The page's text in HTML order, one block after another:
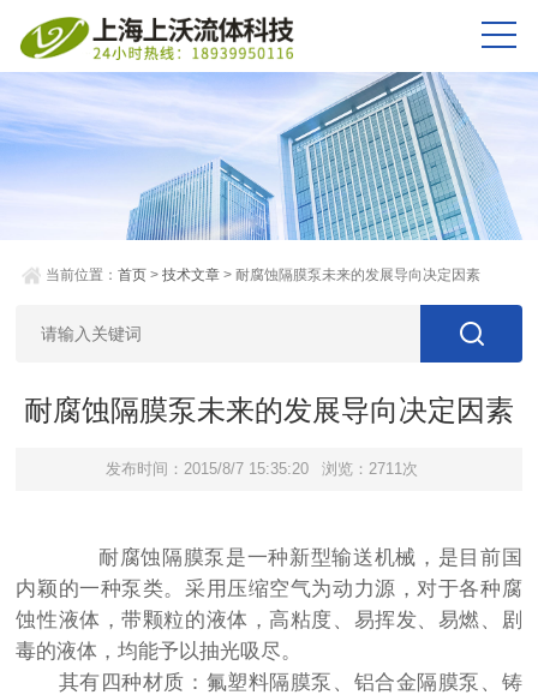
当前位置：首页 >技术文章 > 耐腐蚀隔膜泵未来的发展导向决定因素
耐腐蚀隔膜泵未来的发展导向决定因素
发布时间：2015/8/7 15:35:20 浏览：2711次
耐腐蚀隔膜泵是一种新型输送机械，是目前国
内颖的一种泵类。采用压缩空气为动力源，对于各种腐
蚀性液体，带颗粒的液体，高粘度、易挥发、易燃、剧
毒的液体，均能予以抽光吸尽。
其有四种材质：氟塑料隔膜泵、铝合金隔膜泵、铸